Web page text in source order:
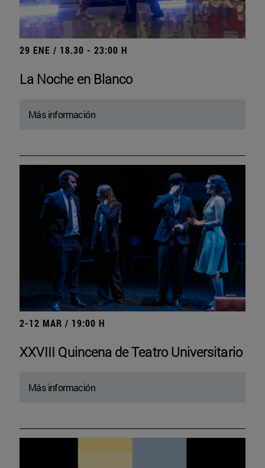
29 ENE / 18.30 - 23:00 H
La Noche en Blanco
Más información
2-12 MAR / 19:00 H
XXVIII Quincena de Teatro Universitario
Más información